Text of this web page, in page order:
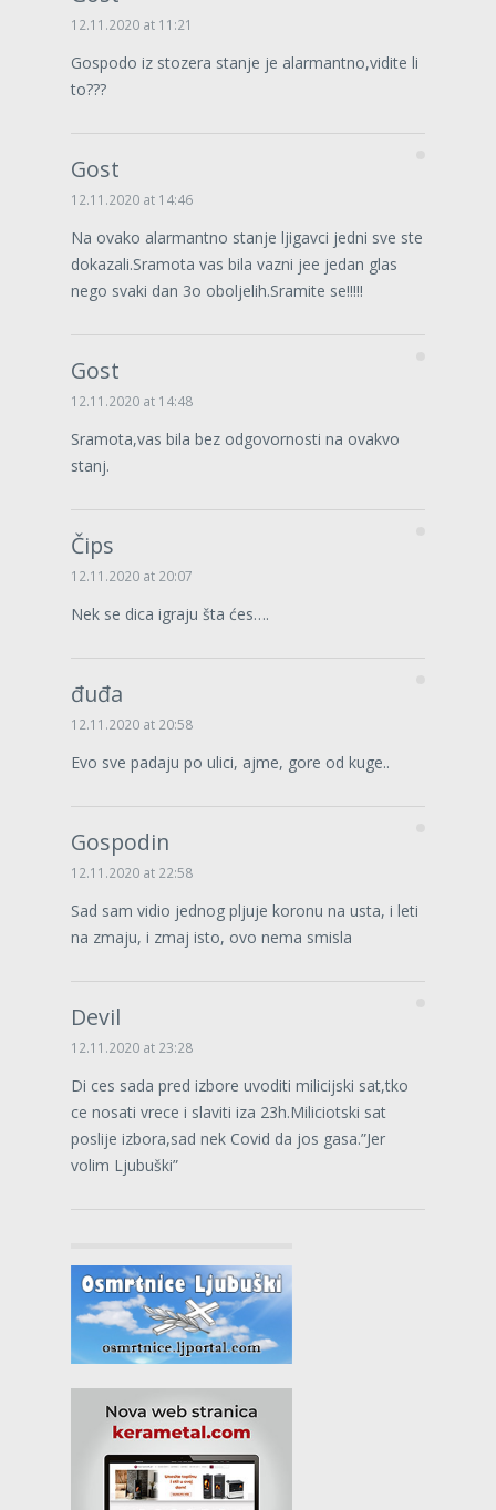
12.11.2020 at 11:21
Gospodo iz stozera stanje je alarmantno,vidite li
to???
Gost
12.11.2020 at 14:46
Na ovako alarmantno stanje ljigavci jedni sve ste
dokazali.Sramota vas bila vazni jee jedan glas
nego svaki dan 3o oboljelih.Sramite se!!!!!
Gost
12.11.2020 at 14:48
Sramota,vas bila bez odgovornosti na ovakvo
stanj.
Čips
12.11.2020 at 20:07
Nek se dica igraju šta ćes….
đuđa
12.11.2020 at 20:58
Evo sve padaju po ulici, ajme, gore od kuge..
Gospodin
12.11.2020 at 22:58
Sad sam vidio jednog pljuje koronu na usta, i leti
na zmaju, i zmaj isto, ovo nema smisla
Devil
12.11.2020 at 23:28
Di ces sada pred izbore uvoditi milicijski sat,tko
ce nosati vrece i slaviti iza 23h.Miliciotski sat
poslije izbora,sad nek Covid da jos gasa.”Jer
volim Ljubuški”